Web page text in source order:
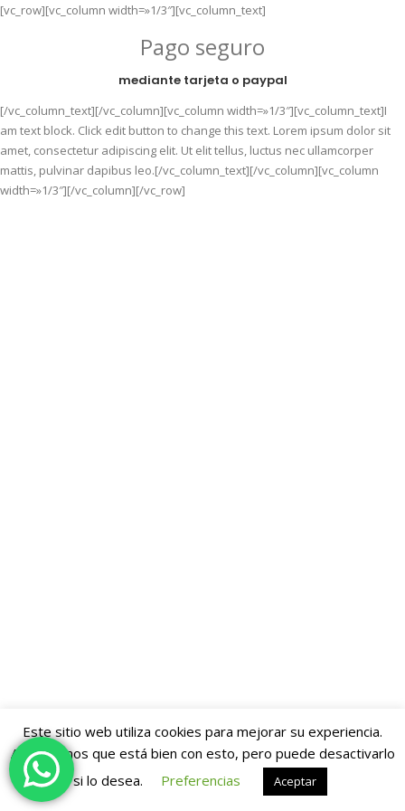
[vc_row][vc_column width=»1/3″][vc_column_text]
Pago seguro
mediante tarjeta o paypal
[/vc_column_text][/vc_column][vc_column width=»1/3″][vc_column_text]I
am text block. Click edit button to change this text. Lorem ipsum dolor sit
amet, consectetur adipiscing elit. Ut elit tellus, luctus nec ullamcorper
mattis, pulvinar dapibus leo.[/vc_column_text][/vc_column][vc_column
width=»1/3″][/vc_column][/vc_row]
Este sitio web utiliza cookies para mejorar su experiencia.
Asumiremos que está bien con esto, pero puede desactivarlo
si lo desea.
Preferencias Aceptar